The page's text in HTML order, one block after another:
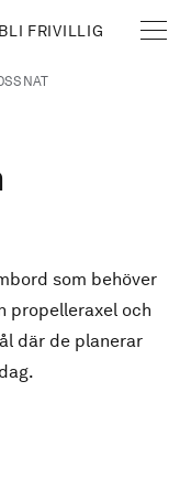
BLI FRIVILLIG
som behöver
propelleraxel och
där de planerar